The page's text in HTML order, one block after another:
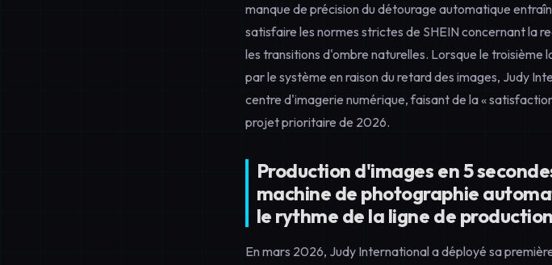
manque de précision du détourage automatique
satisfaire les normes strictes de SHEIN concernant la
les transitions d'ombre naturelles. Lorsque le
par le système en raison du retard des images, Judy
centre d'imagerie numérique, faisant de la «
projet prioritaire de 2026.
Production d'images en 5
machine de photographie
le rythme de la ligne de production
En mars 2026, Judy International a déployé sa